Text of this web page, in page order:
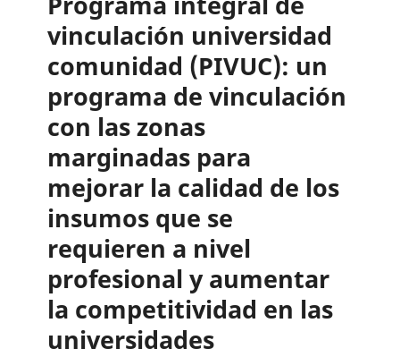
vinculación universidad
comunidad (PIVUC): un
programa de vinculación
con las zonas
marginadas para
mejorar la calidad de los
insumos que se
requieren a nivel
profesional y aumentar
la competitividad en las
universidades